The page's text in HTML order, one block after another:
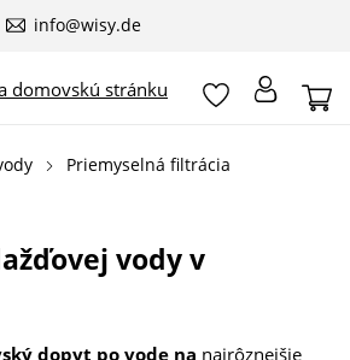
info@wisy.de
Priemyselná filtrácia
vody v
dopyt po vode na najrôznejšie